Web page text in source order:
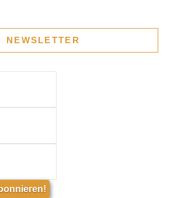
NEWSLETTER